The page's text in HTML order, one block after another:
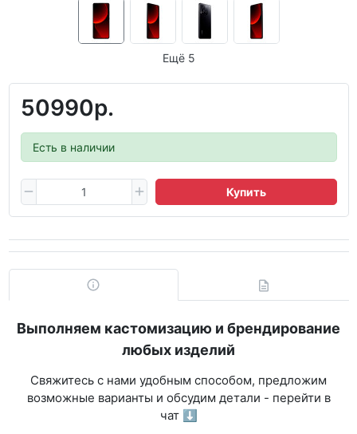
Ещё 5
50990р.
Есть в наличии
Купить
Выполняем кастомизацию и брендирование
любых изделий
Свяжитесь с нами удобным способом, предложим
возможные варианты и обсудим детали - перейти в
чат ⬇